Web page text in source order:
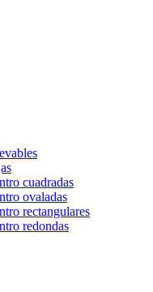
cuadradas
ovaladas
rectangulares
redondas